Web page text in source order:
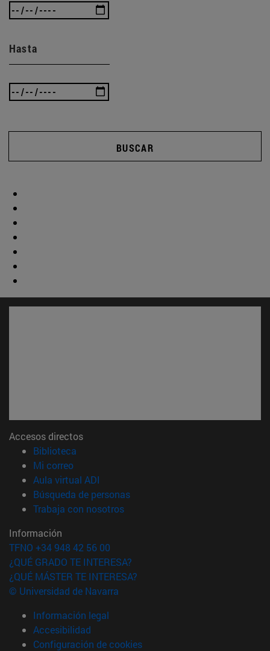
Hasta
BUSCAR
Accesos directos
Biblioteca
Mi correo(abre en nueva ventana)
Aula virtual ADI
Búsqueda de personas(abre en nueva ventana)
Trabaja con nosotros(abre en nueva ventana)
Información
TFNO +34 948 42 56 00
¿QUÉ GRADO TE INTERESA?
¿QUÉ MÁSTER TE INTERESA?
© Universidad de Navarra
Información legal
Accesibilidad
Configuración de cookies